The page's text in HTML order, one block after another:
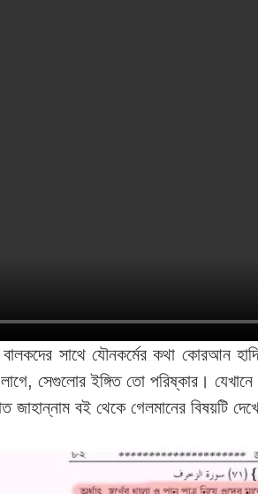
সাথে যৌনকর্মের কথা কোরআন
সেগুলোর ইঙ্গিত তো পরিষ্কার।
বই থেকে গেলমানের বিষয়টি